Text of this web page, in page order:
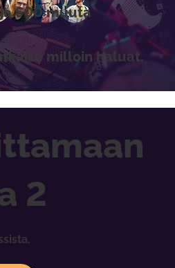
600 muuta
milloin haluat.
2